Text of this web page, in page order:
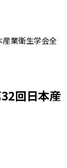
業衛生学会全
回日本産